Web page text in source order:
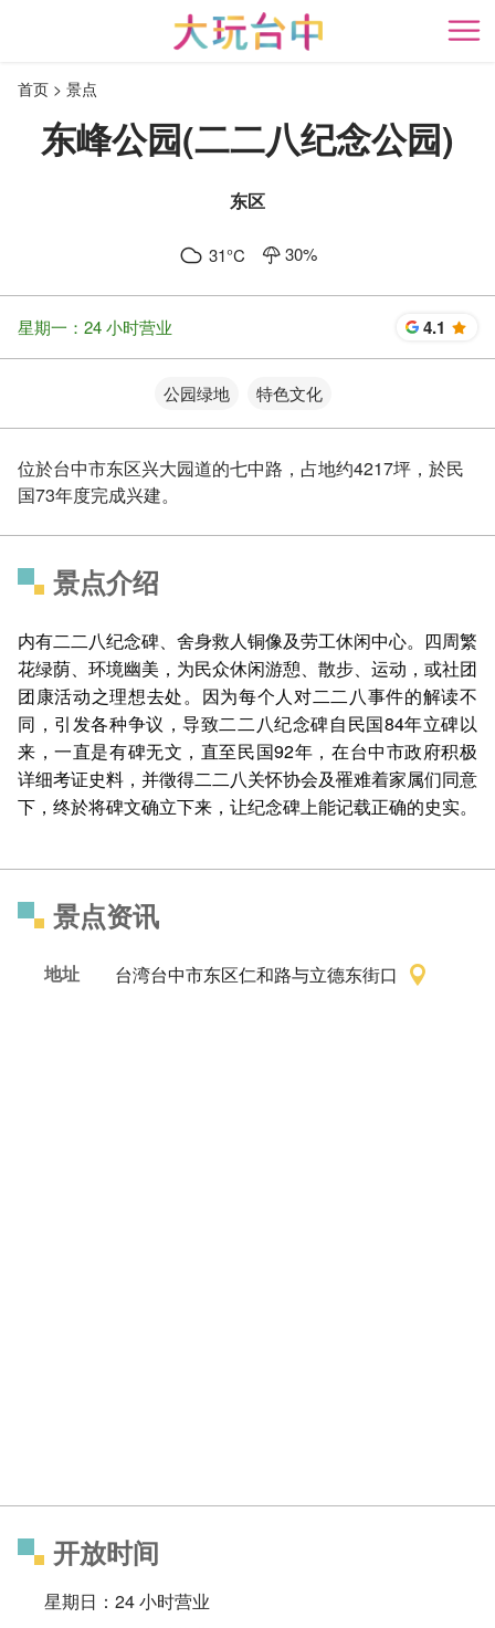
开
首页 景点
东峰公园(二二八纪念公园)
东区
31°C 30%
星期一：24 小时营业 4.1 星
公园绿地 特色文化
位於台中市东区兴大园道的七中路，占地约4217坪，於民
国73年度完成兴建。
景点介绍
内有二二八纪念碑、舍身救人铜像及劳工休闲中心。四周繁
花绿荫、环境幽美，为民众休闲游憩、散步、运动，或社团
团康活动之理想去处。因为每个人对二二八事件的解读不
同，引发各种争议，导致二二八纪念碑自民国84年立碑以
来，一直是有碑无文，直至民国92年，在台中市政府积极
详细考证史料，并徵得二二八关怀协会及罹难着家属们同意
下，终於将碑文确立下来，让纪念碑上能记载正确的史实。
景点资讯
地址 台湾台中市东区仁和路与立德东街口
开放时间
星期日：24 小时营业